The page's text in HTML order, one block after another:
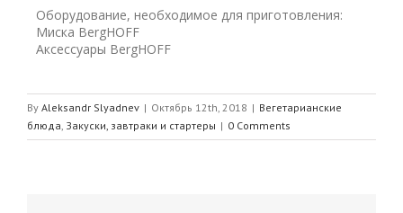
Оборудование, необходимое для приготовления:
Миска BergHOFF
Аксессуары BergHOFF
By Aleksandr Slyadnev | Октябрь 12th, 2018 | Вегетарианские
блюда, Закуски, завтраки и стартеры | 0 Comments